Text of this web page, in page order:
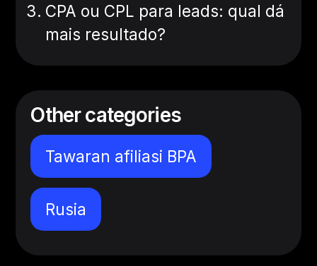
CPA ou CPL para leads: qual dá
mais resultado?
Other categories
Tawaran afiliasi BPA
Rusia